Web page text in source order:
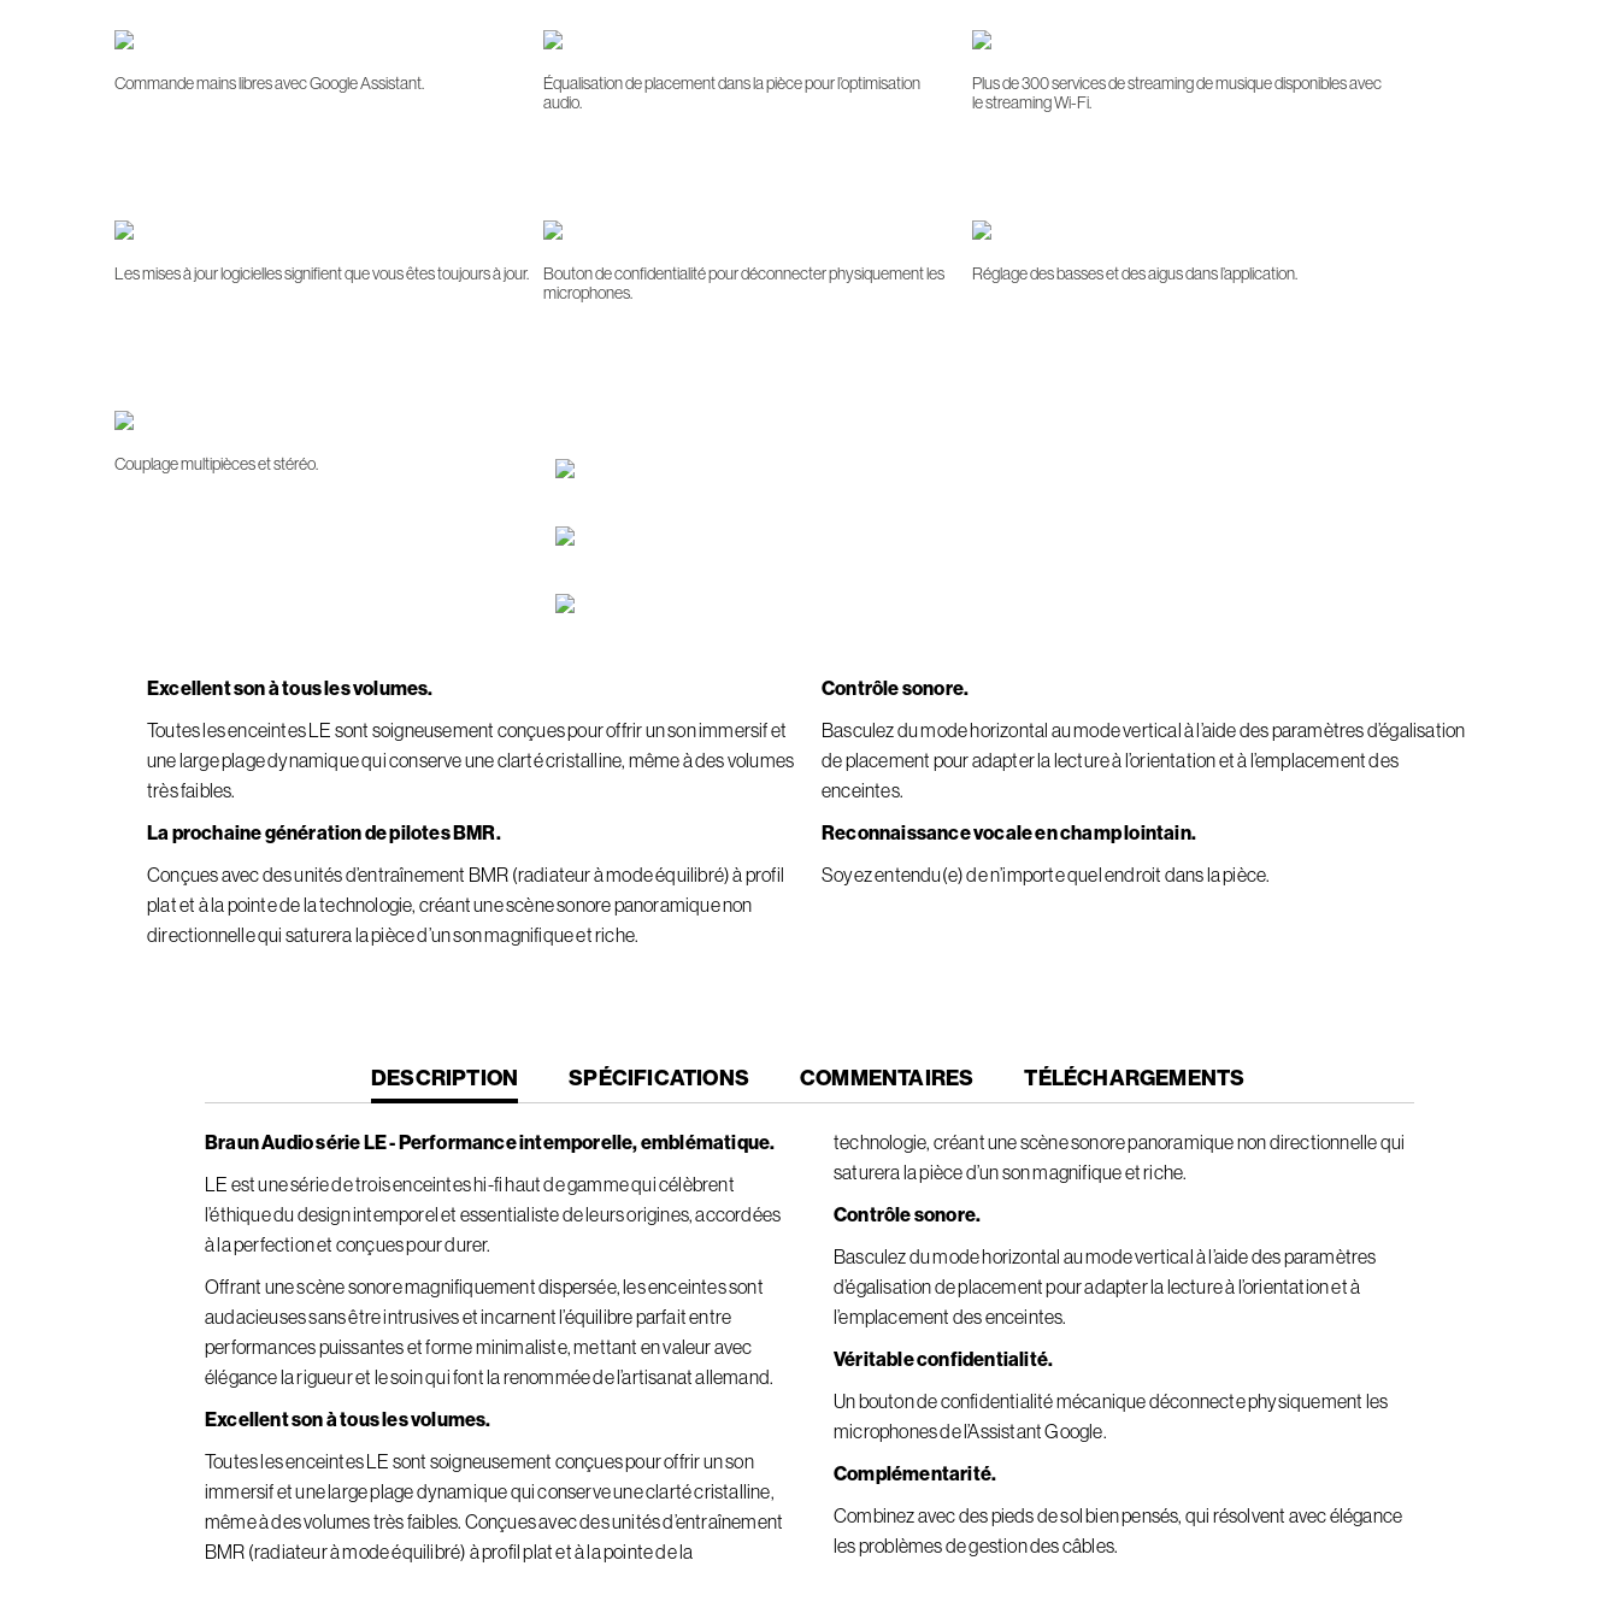
Commande mains libres avec Google Assistant.
Équalisation de placement dans la pièce pour l’optimisation
audio.
Plus de 300 services de streaming de musique disponibles avec
le streaming Wi-Fi.
Les mises à jour logicielles signifient que vous êtes toujours à jour.
Bouton de confidentialité pour déconnecter physiquement les
microphones.
Réglage des basses et des aigus dans l’application.
Couplage multipièces et stéréo.
Excellent son à tous les volumes.
Toutes les enceintes LE sont soigneusement conçues pour offrir un son immersif et
une large plage dynamique qui conserve une clarté cristalline, même à des volumes
très faibles.
Contrôle sonore.
Basculez du mode horizontal au mode vertical à l’aide des paramètres d’égalisation
de placement pour adapter la lecture à l’orientation et à l’emplacement des
enceintes.
La prochaine génération de pilotes BMR.
Conçues avec des unités d’entraînement BMR (radiateur à mode équilibré) à profil
plat et à la pointe de la technologie, créant une scène sonore panoramique non
directionnelle qui saturera la pièce d’un son magnifique et riche.
Reconnaissance vocale en champ lointain.
Soyez entendu(e) de n’importe quel endroit dans la pièce.
CURRENT
TAB:
DESCRIPTION SPÉCIFICATIONS COMMENTAIRES TÉLÉCHARGEMENTS
Braun Audio série LE - Performance intemporelle, emblématique.
LE est une série de trois enceintes hi-fi haut de gamme qui célèbrent
l’éthique du design intemporel et essentialiste de leurs origines, accordées
à la perfection et conçues pour durer.
Offrant une scène sonore magnifiquement dispersée, les enceintes sont
audacieuses sans être intrusives et incarnent l’équilibre parfait entre
performances puissantes et forme minimaliste, mettant en valeur avec
élégance la rigueur et le soin qui font la renommée de l’artisanat allemand.
Excellent son à tous les volumes.
Toutes les enceintes LE sont soigneusement conçues pour offrir un son
immersif et une large plage dynamique qui conserve une clarté cristalline,
même à des volumes très faibles. Conçues avec des unités d’entraînement
BMR (radiateur à mode équilibré) à profil plat et à la pointe de la
technologie, créant une scène sonore panoramique non directionnelle qui
saturera la pièce d’un son magnifique et riche.
Contrôle sonore.
Basculez du mode horizontal au mode vertical à l’aide des paramètres
d’égalisation de placement pour adapter la lecture à l’orientation et à
l’emplacement des enceintes.
Véritable confidentialité.
Un bouton de confidentialité mécanique déconnecte physiquement les
microphones de l’Assistant Google.
Complémentarité.
Combinez avec des pieds de sol bien pensés, qui résolvent avec élégance
les problèmes de gestion des câbles.